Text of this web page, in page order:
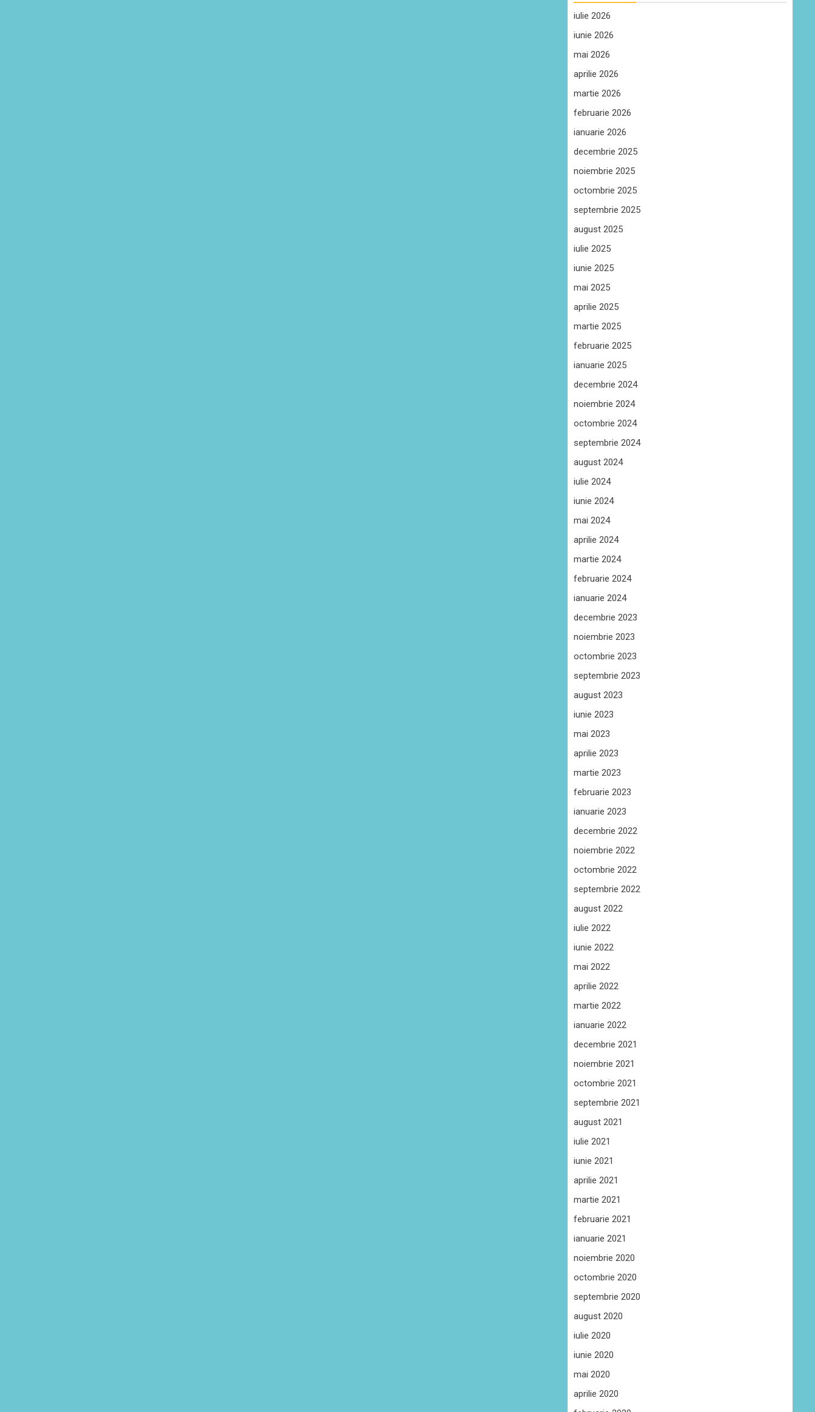
iulie 2026
iunie 2026
mai 2026
aprilie 2026
martie 2026
februarie 2026
ianuarie 2026
decembrie 2025
noiembrie 2025
octombrie 2025
septembrie 2025
august 2025
iulie 2025
iunie 2025
mai 2025
aprilie 2025
martie 2025
februarie 2025
ianuarie 2025
decembrie 2024
noiembrie 2024
octombrie 2024
septembrie 2024
august 2024
iulie 2024
iunie 2024
mai 2024
aprilie 2024
martie 2024
februarie 2024
ianuarie 2024
decembrie 2023
noiembrie 2023
octombrie 2023
septembrie 2023
august 2023
iunie 2023
mai 2023
aprilie 2023
martie 2023
februarie 2023
ianuarie 2023
decembrie 2022
noiembrie 2022
octombrie 2022
septembrie 2022
august 2022
iulie 2022
iunie 2022
mai 2022
aprilie 2022
martie 2022
ianuarie 2022
decembrie 2021
noiembrie 2021
octombrie 2021
septembrie 2021
august 2021
iulie 2021
iunie 2021
aprilie 2021
martie 2021
februarie 2021
ianuarie 2021
noiembrie 2020
octombrie 2020
septembrie 2020
august 2020
iulie 2020
iunie 2020
mai 2020
aprilie 2020